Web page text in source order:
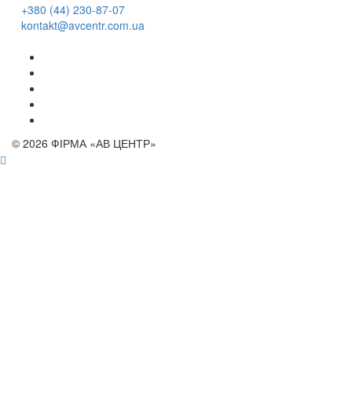
+380 (44) 230-87-07
kontakt@avcentr.com.ua
© 2026 ФІРМА «АВ ЦЕНТР»